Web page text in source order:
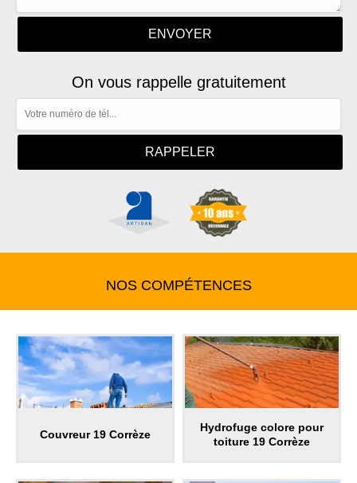
On vous rappelle gratuitement
NOS COMPÉTENCES
Couvreur 19 Corrèze
Hydrofuge colore pour
toiture 19 Corrèze